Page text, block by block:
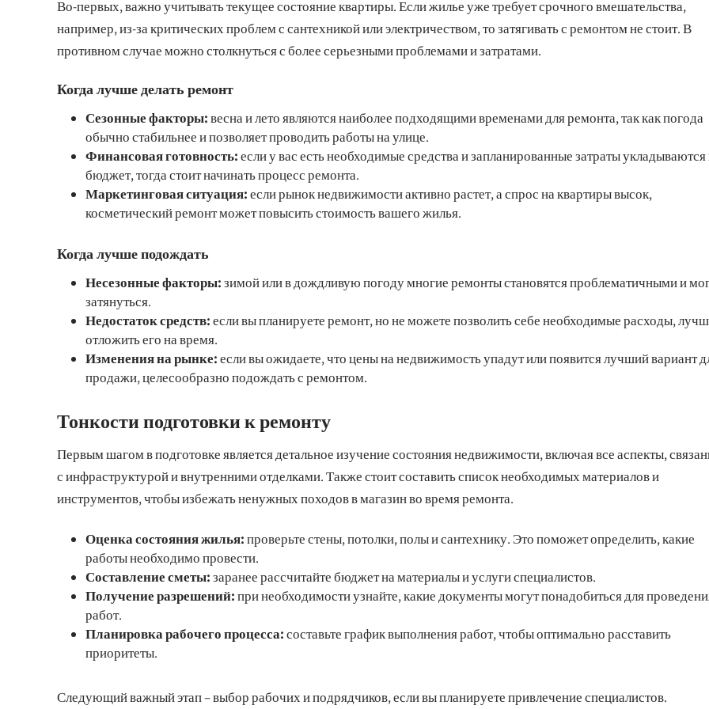
Во-первых, важно учитывать текущее состояние квартиры. Если жилье уже требует срочного вмешательства,
например, из-за критических проблем с сантехникой или электричеством, то затягивать с ремонтом не стоит. В
противном случае можно столкнуться с более серьезными проблемами и затратами.
Когда лучше делать ремонт
Сезонные факторы:весна и лето являются наиболее подходящими временами для ремонта, так как погода
обычно стабильнее и позволяет проводить работы на улице.
Финансовая готовность:если у вас есть необходимые средства и запланированные затраты укладываются
бюджет, тогда стоит начинать процесс ремонта.
Маркетинговая ситуация:если рынок недвижимости активно растет, а спрос на квартиры высок,
косметический ремонт может повысить стоимость вашего жилья.
Когда лучше подождать
Несезонные факторы:зимой или в дождливую погоду многие ремонты становятся проблематичными и
затянуться.
Недостаток средств:если вы планируете ремонт, но не можете позволить себе необходимые расходы,
отложить его на время.
Изменения на рынке:если вы ожидаете, что цены на недвижимость упадут или появится лучший вариант
продажи, целесообразно подождать с ремонтом.
Тонкости подготовки к ремонту
Первым шагом в подготовке является детальное изучение состояния недвижимости, включая все аспекты,
с инфраструктурой и внутренними отделками. Также стоит составить список необходимых материалов и
инструментов, чтобы избежать ненужных походов в магазин во время ремонта.
Оценка состояния жилья:проверьте стены, потолки, полы и сантехнику. Это поможет определить, какие
работы необходимо провести.
Составление сметы:заранее рассчитайте бюджет на материалы и услуги специалистов.
Получение разрешений:при необходимости узнайте, какие документы могут понадобиться для
работ.
Планировка рабочего процесса:составьте график выполнения работ, чтобы оптимально расставить
приоритеты.
Следующий важный этап – выбор рабочих и подрядчиков, если вы планируете привлечение специалистов.